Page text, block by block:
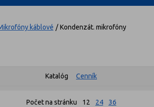
káblové / Kondenzát. mikrofóny
Katalóg Cenník
Počet na stránku 12 24 36